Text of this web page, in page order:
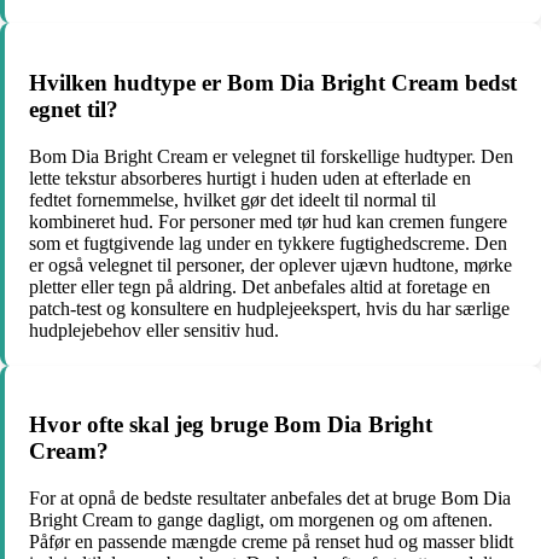
Hvilken hudtype er Bom Dia Bright Cream bedst
egnet til?
Bom Dia Bright Cream er velegnet til forskellige hudtyper. Den
lette tekstur absorberes hurtigt i huden uden at efterlade en
fedtet fornemmelse, hvilket gør det ideelt til normal til
kombineret hud. For personer med tør hud kan cremen fungere
som et fugtgivende lag under en tykkere fugtighedscreme. Den
er også velegnet til personer, der oplever ujævn hudtone, mørke
pletter eller tegn på aldring. Det anbefales altid at foretage en
patch-test og konsultere en hudplejeekspert, hvis du har særlige
hudplejebehov eller sensitiv hud.
Hvor ofte skal jeg bruge Bom Dia Bright
Cream?
For at opnå de bedste resultater anbefales det at bruge Bom Dia
Bright Cream to gange dagligt, om morgenen og om aftenen.
Påfør en passende mængde creme på renset hud og masser blidt